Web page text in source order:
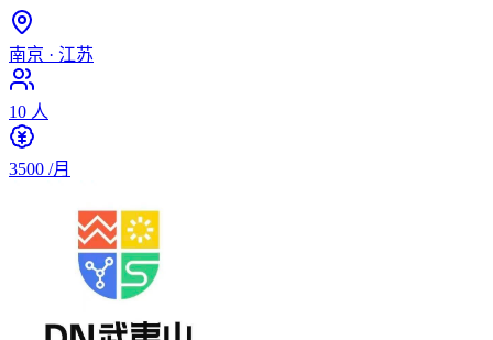
南京 · 江苏
10 人
3500 /月